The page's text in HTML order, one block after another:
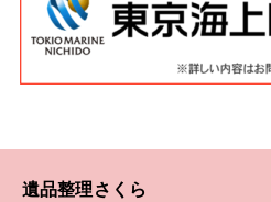
遺品整理さくら